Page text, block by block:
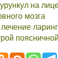
на
мозга